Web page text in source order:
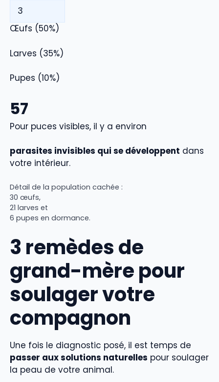
Œufs (50%)
Larves (35%)
Pupes (10%)
57
Pour puces visibles, il y a environ
parasites invisibles qui se développent dans
votre intérieur.
Détail de la population cachée :
30 œufs,
21 larves et
6 pupes en dormance.
3 remèdes de
grand-mère pour
soulager votre
compagnon
Une fois le diagnostic posé, il est temps de
passer aux solutions naturelles pour soulager
la peau de votre animal.